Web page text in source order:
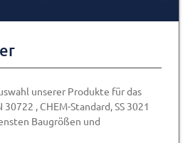
unserer Produkte für das
, CHEM-Standard, SS 3021
Baugrößen und